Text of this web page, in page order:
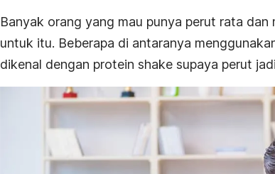
Banyak orang yang mau punya perut rata
untuk itu. Beberapa di antaranya
dikenal dengan protein shake supaya perut